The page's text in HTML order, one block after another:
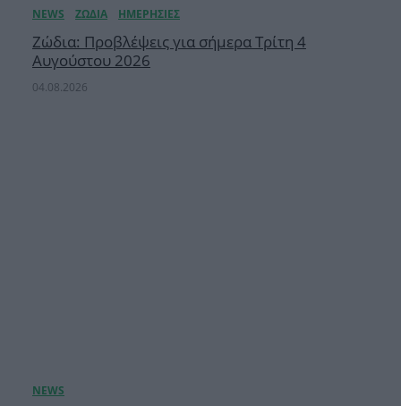
Ζώδια: Προβλέψεις για σήμερα Τρίτη 4
Αυγούστου 2026
04.08.2026